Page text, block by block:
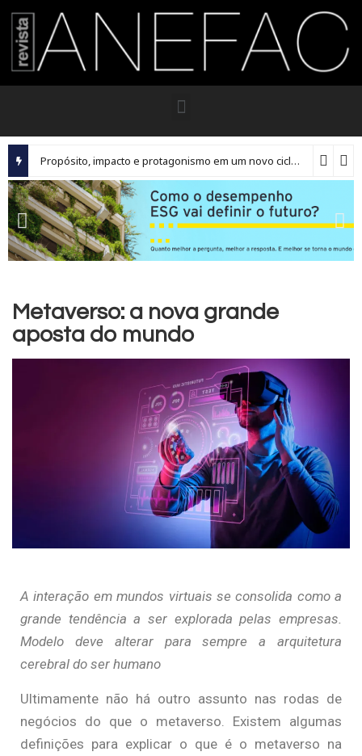
Propósito, impacto e protagonismo em um novo ciclo para os executivos brasileiros
Metaverso: a nova grande
aposta do mundo
A interação em mundos virtuais se consolida como a
grande tendência a ser explorada pelas empresas.
Modelo deve alterar para sempre a arquitetura
cerebral do ser humano
Ultimamente não há outro assunto nas rodas de
negócios do que o metaverso. Existem algumas
definições para explicar o que é o metaverso na